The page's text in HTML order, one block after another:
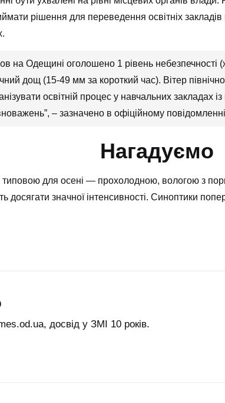
рішення для переведення освітніх
на Одещині оголошено 1 рівень
дощ (15-49 мм за короткий час). Вітер
освітній процес у навчальних закладах
– зазначено в офіційному
Нагадуємо
для осені — прохолодною, вологою з
досягати значної інтенсивності. Синоптики
досвід у ЗМІ 10 років.